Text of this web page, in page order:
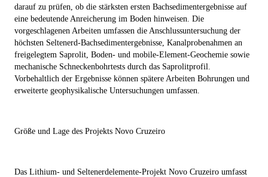
darauf zu prüfen, ob die stärksten ersten Bachsedimentergebnisse auf
eine bedeutende Anreicherung im Boden hinweisen. Die
vorgeschlagenen Arbeiten umfassen die Anschlussuntersuchung der
höchsten Seltenerd-Bachsedimentergebnisse, Kanalprobenahmen an
freigelegtem Saprolit, Boden- und mobile-Element-Geochemie sowie
mechanische Schneckenbohrtests durch das Saprolitprofil.
Vorbehaltlich der Ergebnisse können spätere Arbeiten Bohrungen und
erweiterte geophysikalische Untersuchungen umfassen.
Größe und Lage des Projekts Novo Cruzeiro
Das Lithium- und Seltenerdelemente-Projekt Novo Cruzeiro umfasst